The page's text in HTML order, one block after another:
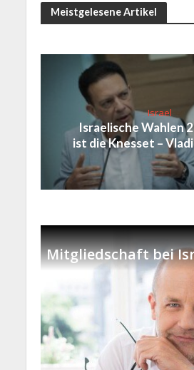
Meistgelesene Artikel
Israel
Israelische Wahlen
ist die Knesset –
Mitgliedschaft bei